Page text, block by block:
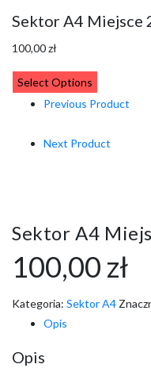
Sektor A4 Miejsce
100,00zł
Select Options
Previous Product
Next Product
Sektor A4
100,00 zł
Kategoria: Sektor A4
Opis
Opis